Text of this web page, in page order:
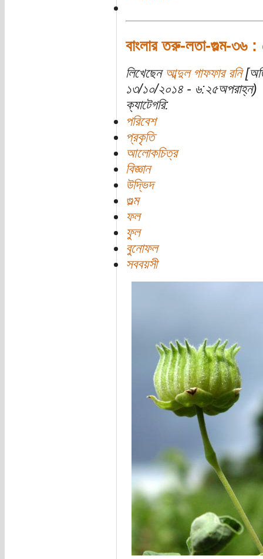
বাংলার তরু-লতা-গুল্ম-৩৬ :
লিখেছেন আব্দুল গাফফার রনি
১৩/১০/২০১৪ - ৬:২৫অপরাহ্ন)
ক্যাটেগরি:
পরিবেশ
প্রকৃতি
আলোকচিত্র
বিজ্ঞান
উদ্ভিদ
গুল্ম
ফল
ফুল
বুনোফল
সববয়সী